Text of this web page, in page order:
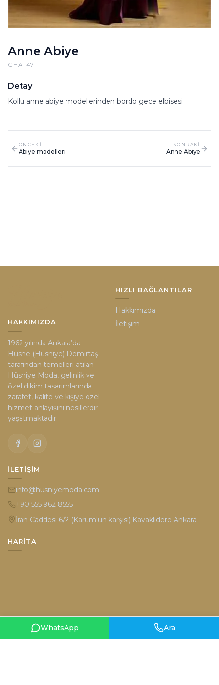
Anne Abiye
Detay
Kollu anne abiye modellerinden bordo gece elbisesi
Abiye modelleri Anne Abiye
1962 yılında Ankara’da
Hüsne (Hüsniye) Demirtaş
tarafından temelleri atılan
Hüsniye Moda, gelinlik ve
özel dikim tasarımlarında
zarafet, kalite ve kişiye özel
hizmet anlayışını nesillerdir
yaşatmaktadır.
HIZLI BAĞLANTILAR
Hakkımızda
İletişim
İLETIŞIM
info@husniyemoda.com
+90 555 962 8555
İran Caddesi 6/2 (Karum'un karşısı) Kavaklıdere Ankara
HARITA
WhatsApp Ara